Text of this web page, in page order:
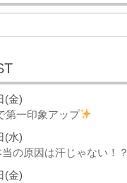
(金)
第一印象アップ
(水)
の原因は汗じゃない！？
(金)